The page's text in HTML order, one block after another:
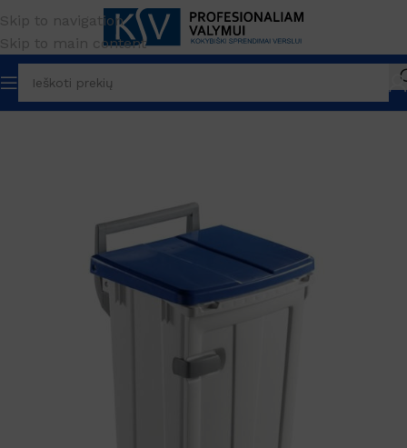
Skip to navigation
Skip to main content
Pradžia Atliekų tvarkymas